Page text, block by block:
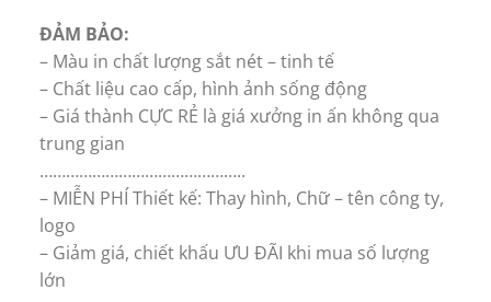
ĐẢM BẢO:
– Màu in chất lượng sắt nét – tinh tế
– Chất liệu cao cấp, hình ảnh sống động
– Giá thành CỰC RẺ là giá xưởng in ấn không qua
trung gian
………………………………………..
– MIỄN PHÍ Thiết kế: Thay hình, Chữ – tên công ty,
logo
– Giảm giá, chiết khấu ƯU ĐÃI khi mua số lượng
lớn